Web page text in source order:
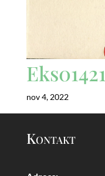
Eks01421
nov 4, 2022
Kontakt